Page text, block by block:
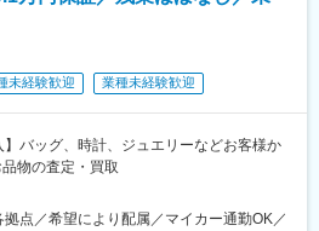
未経験歓迎 業種未経験歓迎
】バッグ、時計、ジュエリーなどお客様か
物の査定・買取
拠点／希望により配属／マイカー通勤OK／